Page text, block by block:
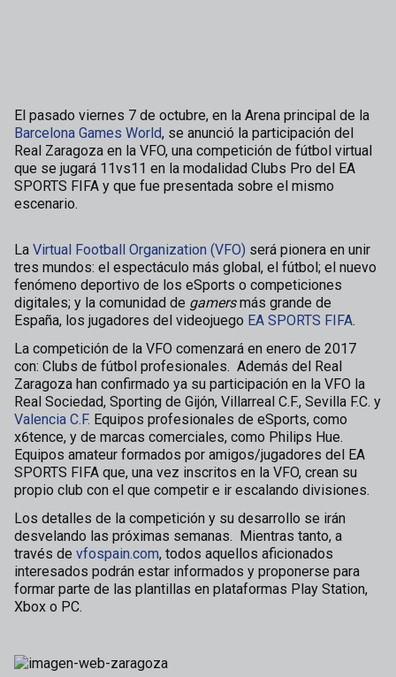
El pasado viernes 7 de octubre, en la Arena principal de la
Barcelona Games World, se anunció la participación del
Real Zaragoza en la VFO, una competición de fútbol virtual
que se jugará 11vs11 en la modalidad Clubs Pro del EA
SPORTS FIFA y que fue presentada sobre el mismo
escenario.
La Virtual Football Organization (VFO) será pionera en unir
tres mundos: el espectáculo más global, el fútbol; el nuevo
fenómeno deportivo de los eSports o competiciones
digitales; y la comunidad de gamersmás grande de
España, los jugadores del videojuego EA SPORTS FIFA.
La competición de la VFO comenzará en enero de 2017
con: Clubs de fútbol profesionales. Además del Real
Zaragoza han confirmado ya su participación en la VFO la
Real Sociedad, Sporting de Gijón, Villarreal C.F., Sevilla F.C. y
Valencia C.F. Equipos profesionales de eSports, como
x6tence, y de marcas comerciales, como Philips Hue.
Equipos amateur formados por amigos/jugadores del EA
SPORTS FIFA que, una vez inscritos en la VFO, crean su
propio club con el que competir e ir escalando divisiones.
Los detalles de la competición y su desarrollo se irán
desvelando las próximas semanas. Mientras tanto, a
través de vfospain.com, todos aquellos aficionados
interesados podrán estar informados y proponerse para
formar parte de las plantillas en plataformas Play Station,
Xbox o PC.